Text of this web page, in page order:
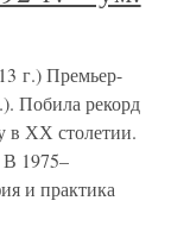
г.) Премьер-
Побила рекорд
в ХХ столетии.
В 1975–
и практика